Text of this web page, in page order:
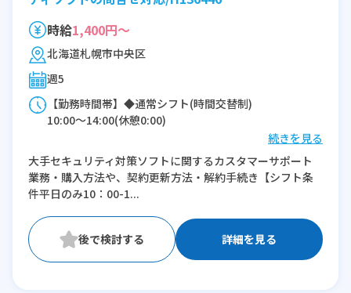
時給1,400円～
北海道札幌市中央区
週5
【勤務時間帯】◆通常シフト(時間交替制)
10:00〜14:00(休憩0:00)
※残業：5〜10時間程度/月
続きを見る
大手セキュリティ対策ソフトに関するカスタマーサポート
業務・購入方法や、契約更新方法・解約手続き【シフト条
件平日のみ10：00-1...
詳細を見る